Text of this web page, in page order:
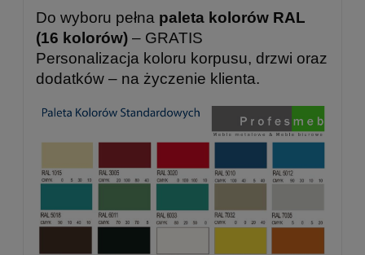
Do wyboru pełna paleta kolorów RAL
(16 kolorów) – GRATIS
Personalizacja koloru korpusu, drzwi oraz
dodatków – na życzenie klienta.